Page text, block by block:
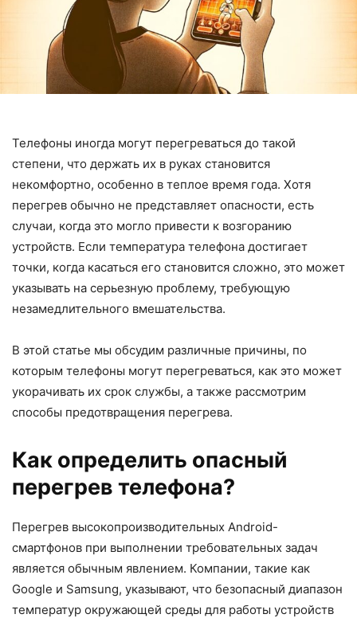
Телефоны иногда могут перегреваться до такой
степени, что держать их в руках становится
некомфортно, особенно в теплое время года. Хотя
перегрев обычно не представляет опасности, есть
случаи, когда это могло привести к возгоранию
устройств. Если температура телефона достигает
точки, когда касаться его становится сложно, это может
указывать на серьезную проблему, требующую
незамедлительного вмешательства.
В этой статье мы обсудим различные причины, по
которым телефоны могут перегреваться, как это может
укорачивать их срок службы, а также рассмотрим
способы предотвращения перегрева.
Как определить опасный
перегрев телефона?
Перегрев высокопроизводительных Android-
смартфонов при выполнении требовательных задач
является обычным явлением. Компании, такие как
Google и Samsung, указывают, что безопасный диапазон
температур окружающей среды для работы устройств